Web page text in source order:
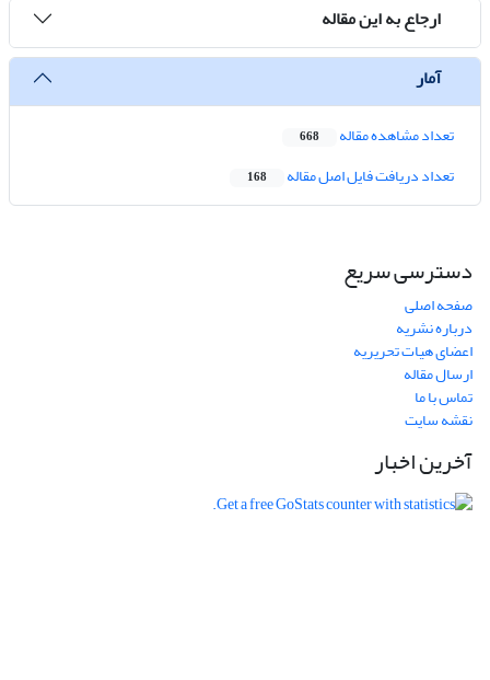
ارجاع به این مقاله
آمار
تعداد مشاهده مقاله 668
تعداد دریافت فایل اصل مقاله 168
دسترسی سریع
صفحه اصلی
درباره نشریه
اعضای هیات تحریریه
ارسال مقاله
تماس با ما
نقشه سایت
آخرین اخبار